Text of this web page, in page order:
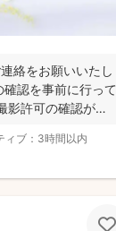
絡をお願いいたし
認を事前に行って
影許可の確認が必
ィブ： 3時間以内